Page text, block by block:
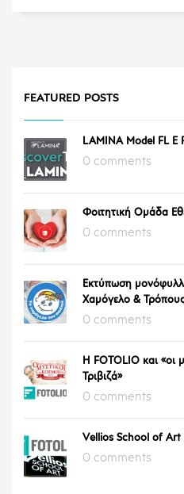
FEATURED POSTS
LAMINA Model FL E
0 comments
Φοιτητική Ομάδα
0 comments
Εκτύπωση
Χαμόγελο & Τρόπους
0 comments
Η FOTOLIO και «οι
Τριβιζά»
0 comments
Vellios School of Art
0 comments